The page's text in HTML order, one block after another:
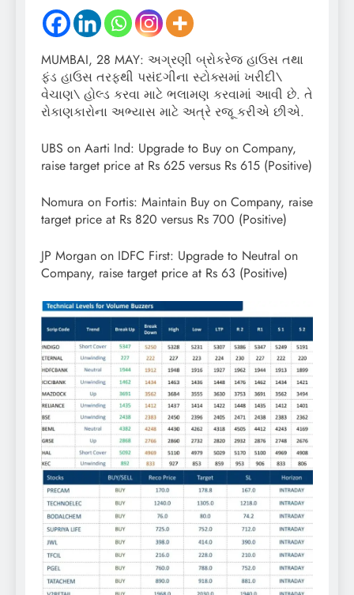
MUMBAI, 28 MAY: અગ્રણી બ્રોકરેજ હાઉસ તથા
ફંડ હાઉસ તરફથી પસંદગીના સ્ટોક્સમાં ખરીદી\
વેચાણ\ હોલ્ડ કરવા માટે ભલામણ કરવામાં આવી છે. તે
રોકાણકારોના અભ્યાસ માટે અત્રે રજૂ કરીએ છીએ.
UBS on Aarti Ind: Upgrade to Buy on Company,
raise target price at Rs 625 versus Rs 615 (Positive)
Nomura on Fortis: Maintain Buy on Company, raise
target price at Rs 820 versus Rs 700 (Positive)
JP Morgan on IDFC First: Upgrade to Neutral on
Company, raise target price at Rs 63 (Positive)